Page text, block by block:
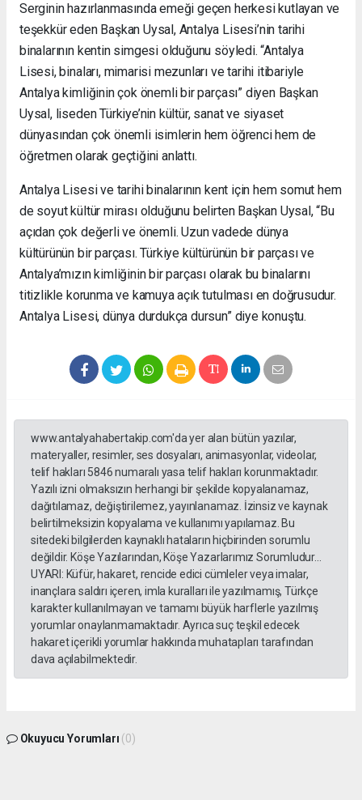
Serginin hazırlanmasında emeği geçen herkesi kutlayan ve
teşekkür eden Başkan Uysal, Antalya Lisesi’nin tarihi
binalarının kentin simgesi olduğunu söyledi. “Antalya
Lisesi, binaları, mimarisi mezunları ve tarihi itibariyle
Antalya kimliğinin çok önemli bir parçası” diyen Başkan
Uysal, liseden Türkiye’nin kültür, sanat ve siyaset
dünyasından çok önemli isimlerin hem öğrenci hem de
öğretmen olarak geçtiğini anlattı.
Antalya Lisesi ve tarihi binalarının kent için hem somut hem
de soyut kültür mirası olduğunu belirten Başkan Uysal, “Bu
açıdan çok değerli ve önemli. Uzun vadede dünya
kültürünün bir parçası. Türkiye kültürünün bir parçası ve
Antalya’mızın kimliğinin bir parçası olarak bu binalarını
titizlikle korunma ve kamuya açık tutulması en doğrusudur.
Antalya Lisesi, dünya durdukça dursun” diye konuştu.
www.antalyahabertakip.com'da yer alan bütün yazılar,
materyaller, resimler, ses dosyaları, animasyonlar, videolar,
telif hakları 5846 numaralı yasa telif hakları korunmaktadır.
Yazılı izni olmaksızın herhangi bir şekilde kopyalanamaz,
dağıtılamaz, değiştirilemez, yayınlanamaz. İzinsiz ve kaynak
belirtilmeksizin kopyalama ve kullanımı yapılamaz. Bu
sitedeki bilgilerden kaynaklı hataların hiçbirinden sorumlu
değildir. Köşe Yazılarından, Köşe Yazarlarımız Sorumludur...
UYARI: Küfür, hakaret, rencide edici cümleler veya imalar,
inançlara saldırı içeren, imla kuralları ile yazılmamış, Türkçe
karakter kullanılmayan ve tamamı büyük harflerle yazılmış
yorumlar onaylanmamaktadır. Ayrıca suç teşkil edecek
hakaret içerikli yorumlar hakkında muhatapları tarafından
dava açılabilmektedir.
Okuyucu Yorumları (0)